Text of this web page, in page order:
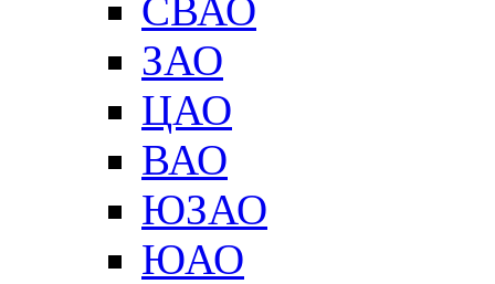
СВАО
ЗАО
ЦАО
ВАО
ЮЗАО
ЮАО